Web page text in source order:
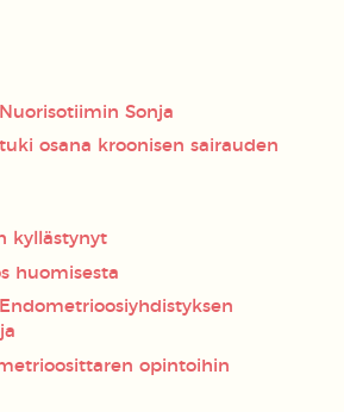
Sonja
osana kroonisen sairauden
kyllästynyt
huomisesta
opintoihin